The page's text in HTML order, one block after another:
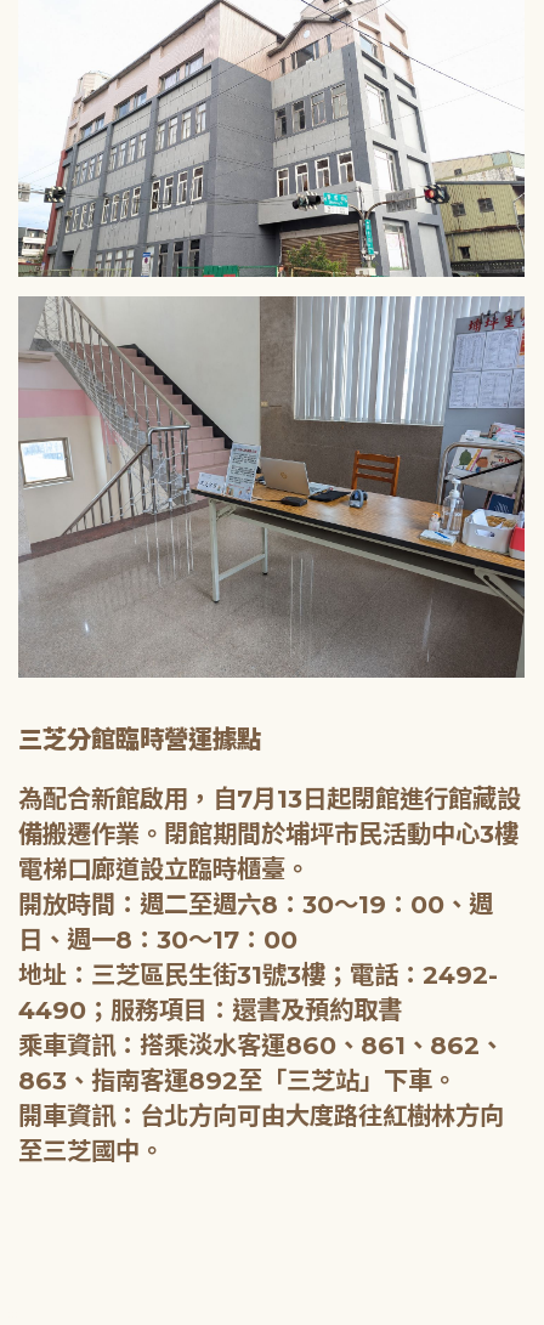
三芝分館臨時營運據點
為配合新館啟用，自7月13日起閉館進行館藏設
備搬遷作業。閉館期間於埔坪市民活動中心3樓
電梯口廊道設立臨時櫃臺。
開放時間：週二至週六8：30～19：00、週
日、週一8：30～17：00
地址：三芝區民生街31號3樓；電話：2492-
4490；服務項目：還書及預約取書
乘車資訊：搭乘淡水客運860、861、862、
863、指南客運892至「三芝站」下車。
開車資訊：台北方向可由大度路往紅樹林方向
至三芝國中。